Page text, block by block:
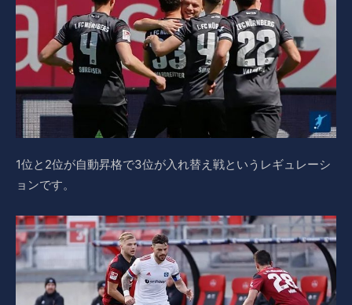
1位と2位が自動昇格で3位が入れ替え戦というレギュレーシ
ョンです。